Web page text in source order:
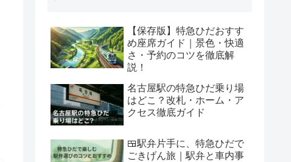
【保存版】特急ひだおすす
め座席ガイド｜景色・快適
さ・予約のコツを徹底解
説！
名古屋駅の特急ひだ乗り場
はどこ？改札・ホーム・ア
クセス徹底ガイド
🍱駅弁片手に、特急ひだで
ごきげん旅｜駅弁と車内事